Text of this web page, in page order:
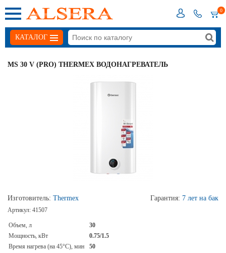
0
КАТАЛОГ
MS 30 V (PRO) THERMEX ВОДОНАГРЕВАТЕЛЬ
Изготовитель: Thermex Гарантия: 7 лет на бак
Артикул: 41507
Объем, л
30
Мощность, кВт
0.75/1.5
Время нагрева (на 45°С), мин
50